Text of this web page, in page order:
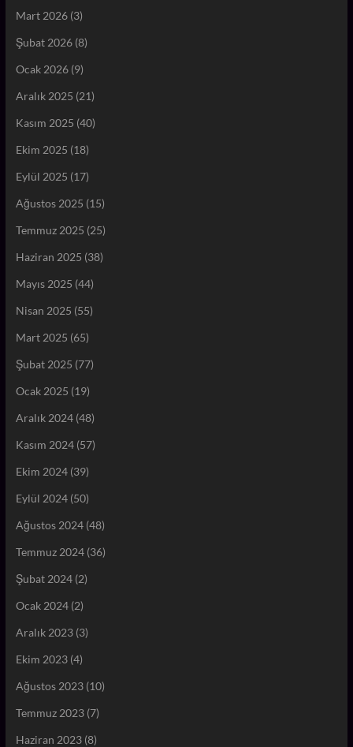
Mart 2026(3)
Şubat 2026(8)
Ocak 2026(9)
Aralık 2025 (21)
Kasım 2025 (40)
Ekim 2025 (18)
Eylül 2025 (17)
Ağustos 2025 (15)
Temmuz 2025 (25)
Haziran 2025 (38)
Mayıs 2025 (44)
Nisan 2025 (55)
Mart 2025 (65)
Şubat 2025 (77)
Ocak 2025 (19)
Aralık 2024(48)
Kasım 2024(57)
Ekim 2024(39)
Eylül 2024(50)
Ağustos 2024(48)
Temmuz 2024(36)
Şubat 2024(2)
Ocak 2024(2)
Aralık 2023(3)
Ekim 2023(4)
Ağustos 2023(10)
Temmuz 2023(7)
Haziran 2023(8)